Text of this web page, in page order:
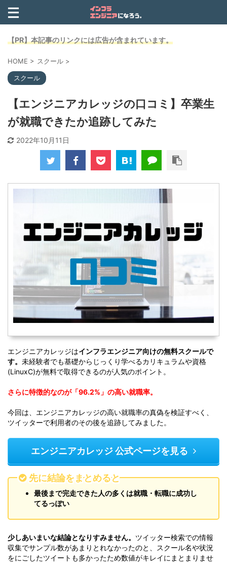
【PR】本記事のリンクには広告が含まれています。
HOME > スクール >
スクール
【エンジニアカレッジの口コミ】卒業生
が就職できたか追跡してみた
2022年10月11日
エンジニアカレッジはインフラエンジニア向けの無料スクールで
す。 未経験者でも基礎からじっくり学べるカリキュラムや資格
(LinuxC)が無料で取得できるのが人気のポイント。
さらに特徴的なのが「96.2%」の高い就職率。
今回は、エンジニアカレッジの高い就職率の真偽を検証すべく、
ツイッターで利用者のその後を追跡してみました。
エンジニアカレッジ 公式ページを見る
先に結論をまとめると
最後まで完走できた人の多くは就職・転職に成功し
てるっぽい
少しあいまいな結論となりすみません。 ツイッター検索での情報
収集でサンプル数があまりとれなかったのと、スクール名や状況
をにごしたツイートも多かったため数値がキレイにまとまりませ